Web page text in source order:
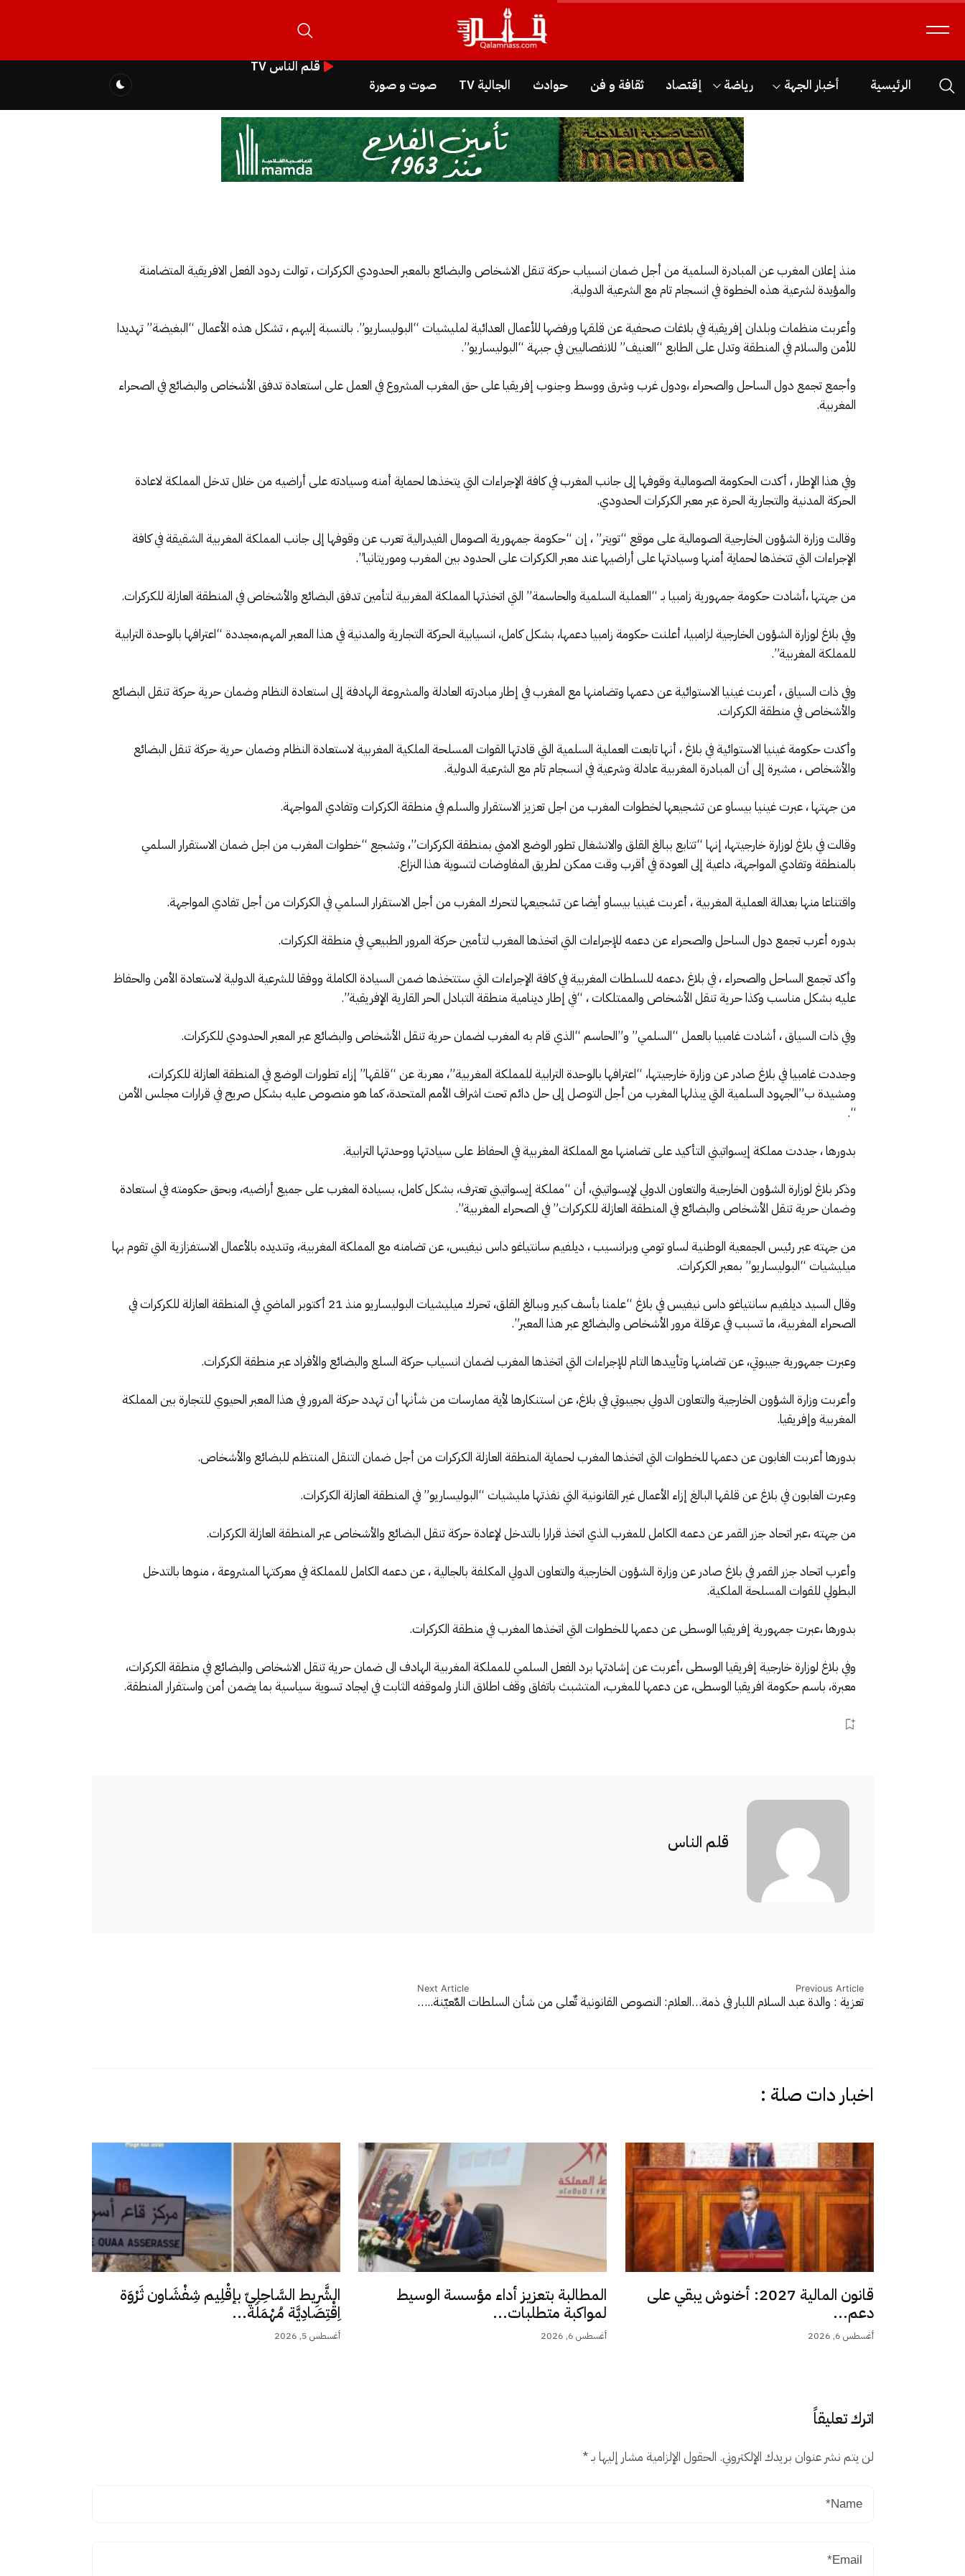
الرئيسية أخبار الجهة رياضة إقتصاد ثقافة و فن حوادث الجالية TV صوت و صورة
قلم الناس TV
منذ إعلان المغرب عن المبادرة السلمية من أجل ضمان انسياب حركة تنقل الاشخاص والبضائع بالمعبر الحدودي الكركرات ، توالت ردود الفعل الافريقية المتضامنة
والمؤيدة لشرعية هذه الخطوة في انسجام تام مع الشرعية الدولية.
وأعربت منظمات وبلدان إفريقية في بلاغات صحفية عن قلقها ورفضها للأعمال العدائية لمليشيات “البوليساريو”. بالنسبة إليهم ، تشكل هذه الأعمال “البغيضة” تهديدا
للأمن والسلام في المنطقة وتدل على الطابع “العنيف” للانفصاليين في جبهة “البوليساريو”.
وأجمع تجمع دول الساحل والصحراء ،ودول غرب وشرق ووسط وجنوب إفريقيا على حق المغرب المشروع في العمل على استعادة تدفق الأشخاص والبضائع في الصحراء
المغربية.
وفي هذا الإطار ، أكدت الحكومة الصومالية وقوفها إلى جانب المغرب في كافة الإجراءات التي يتخذها لحماية أمنه وسيادته على أراضيه من خلال تدخل المملكة لاعادة
الحركة المدنية والتجارية الحرة عبر معبر الكركرات الحدودي.
وقالت وزارة الشؤون الخارجية الصومالية على موقع “تويتر” ، إن “حكومة جمهورية الصومال الفيدرالية تعرب عن وقوفها إلى جانب المملكة المغربية الشقيقة في كافة
الإجراءات التي تتخذها لحماية أمنها وسيادتها على أراضيها عند معبر الكركرات على الحدود بين المغرب وموريتانيا”.
من جهتها ،أشادت حكومة جمهورية زامبيا بـ “العملية السلمية والحاسمة” التي اتخذتها المملكة المغربية لتأمين تدفق البضائع والأشخاص في المنطقة العازلة للكركرات.
وفي بلاغ لوزارة الشؤون الخارجية لزامبيا، أعلنت حكومة زامبيا دعمها، بشكل كامل، انسيابية الحركة التجارية والمدنية في هذا المعبر المهم،مجددة “اعترافها بالوحدة الترابية
للمملكة المغربية”.
وفي ذات السياق ، أعربت غينيا الاستوائية عن دعمها وتضامنها مع المغرب في إطار مبادرته العادلة والمشروعة الهادفة إلى استعادة النظام وضمان حرية حركة تنقل البضائع
والأشخاص في منطقة الكركرات.
وأكدت حكومة غينيا الاستوائية في بلاغ ، أنها تابعت العملية السلمية التي قادتها القوات المسلحة الملكية المغربية لاستعادة النظام وضمان حرية حركة تنقل البضائع
والأشخاص ، مشيرة إلى أن المبادرة المغربية عادلة وشرعية في انسجام تام مع الشرعية الدولية.
من جهتها ، عبرت غينيا بيساو عن تشجيعها لخطوات المغرب من اجل تعزيز الاستقرار والسلم في منطقة الكركرات وتفادي المواجهة.
وقالت في بلاغ لوزارة خارجيتها، إنها “تتابع ببالغ القلق والانشغال تطور الوضع الامني بمنطقة الكركرات”، وتشجع “خطوات المغرب من اجل ضمان الاستقرار السلمي
بالمنطقة وتفادي المواجهة، داعية إلى العودة في أقرب وقت ممكن لطريق المفاوضات لتسوية هذا النزاع.
واقتناعا منها بعدالة العملية المغربية ، أعربت غينيا بيساو أيضا عن تشجيعها لتحرك المغرب من أجل الاستقرار السلمي في الكركرات من أجل تفادي المواجهة.
بدوره أعرب تجمع دول الساحل والصحراء عن دعمه للإجراءات التي اتخذها المغرب لتأمين حركة المرور الطبيعي في منطقة الكركرات.
وأكد تجمع الساحل والصحراء ، في بلاغ ،دعمه للسلطات المغربية في كافة الإجراءات التي ستتخذها ضمن السيادة الكاملة ووفقا للشرعية الدولية لاستعادة الأمن والحفاظ
عليه بشكل مناسب وكذا حرية تنقل الأشخاص والممتلكات ، “في إطار دينامية منطقة التبادل الحر القارية الإفريقية”.
وفي ذات السياق ، أشادت غامبيا بالعمل “السلمي” و”الحاسم “الذي قام به المغرب لضمان حرية تنقل الأشخاص والبضائع عبر المعبر الحدودي للكركرات.
وجددت غامبيا في بلاغ صادر عن وزارة خارجيتها، “اعترافها بالوحدة الترابية للمملكة المغربية”، معربة عن “قلقها” إزاء تطورات الوضع في المنطقة العازلة للكركرات،
ومشيدة ب”الجهود السلمية التي يبذلها المغرب من أجل التوصل إلى حل دائم تحت اشراف الأمم المتحدة، كما هو منصوص عليه بشكل صريح في قرارات مجلس الأمن
“.
بدورها ، جددت مملكة إيسواتيني التأكيد على تضامنها مع المملكة المغربية في الحفاظ على سيادتها ووحدتها الترابية.
وذكر بلاغ لوزارة الشؤون الخارجية والتعاون الدولي لإيسواتيني، أن “مملكة إيسواتيني تعترف، بشكل كامل، بسيادة المغرب على جميع أراضيه، وبحق حكومته في استعادة
وضمان حرية تنقل الأشخاص والبضائع في المنطقة العازلة للكركرات” في الصحراء المغربية”.
من جهته عبر رئيس الجمعية الوطنية لساو تومي وبرانسيب ، ديلفيم سانتياغو داس نيفيس، عن تضامنه مع المملكة المغربية، وتنديده بالأعمال الاستفزازية التي تقوم بها
ميليشيات “البوليساريو” بمعبر الكركرات.
وقال السيد ديلفيم سانتياغو داس نيفيس في بلاغ “علمنا بأسف كبير وببالغ القلق، تحرك ميليشيات البوليساريو منذ 21 أكتوبر الماضي في المنطقة العازلة للكركرات في
الصحراء المغربية، ما تسبب في عرقلة مرور الأشخاص والبضائع عبر هذا المعبر”.
وعبرت جمهورية جيبوتي، عن تضامنها وتأييدها التام للإجراءات التي اتخذها المغرب لضمان انسياب حركة السلع والبضائع والأفراد عبر منطقة الكركرات.
وأعربت وزارة الشؤون الخارجية والتعاون الدولي بجيبوتي في بلاغ، عن استنكارها لأية ممارسات من شأنها أن تهدد حركة المرور في هذا المعبر الحيوي للتجارة بين المملكة
المغربية وإفريقيا.
بدورها أعربت الغابون عن دعمها للخطوات التي اتخذها المغرب لحماية المنطقة العازلة الكركرات من أجل ضمان التنقل المنتظم للبضائع والأشخاص.
وعبرت الغابون في بلاغ عن قلقها البالغ إزاء الأعمال غير القانونية التي نفذتها مليشيات “البوليساريو” في المنطقة العازلة الكركرات.
من جهته ،عبر اتحاد جزر القمر عن دعمه الكامل للمغرب الذي اتخذ قرارا بالتدخل لإعادة حركة تنقل البضائع والأشخاص عبر المنطقة العازلة الكركرات.
وأعرب اتحاد جزر القمر في بلاغ صادر عن وزارة الشؤون الخارجية والتعاون الدولي المكلفة بالجالية ، عن دعمه الكامل للمملكة في معركتها المشروعة ، منوها بالتدخل
البطولي للقوات المسلحة الملكية.
بدورها ،عبرت جمهورية إفريقيا الوسطى عن دعمها للخطوات التي اتخذها المغرب في منطقة الكركرات.
وفي بلاغ لوزارة خارجية إفريقيا الوسطى ،أعربت عن إشادتها برد الفعل السلمي للمملكة المغربية الهادف الى ضمان حرية تنقل الاشخاص والبضائع في منطقة الكركرات،
معبرة، باسم حكومة افريقيا الوسطى، عن دعمها للمغرب، المتشبث باتفاق وقف اطلاق النار ولموقفه الثابت في ايجاد تسوية سياسية بما يضمن أمن واستقرار المنطقة.
قلم الناس
Previous Article
تعزية : والدة عبد السلام اللبار في ذمة…
Next Article
العلام: النصوص القانونية تٌعلي من شأن السلطات المٌعيّنة..…
اخبار دات صلة :
قانون المالية 2027: أخنوش يبقي على
دعم...
أغسطس 6, 2026
المطالبة بتعزيز أداء مؤسسة الوسيط
لمواكبة متطلبات...
أغسطس 6, 2026
الشَّرِيط السَّاحِلِيّ بإقْلِيم شِفْشَاون ثَرْوَة
اِقْتِصَادِيَّة مُهْمَلَة...
أغسطس 5, 2026
اترك تعليقاً
لن يتم نشر عنوان بريدك الإلكتروني. الحقول الإلزامية مشار إليها بـ*